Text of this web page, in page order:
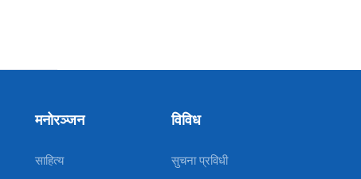
विविध
सुचना प्रविधी
मनोरञ्जन
साहित्य